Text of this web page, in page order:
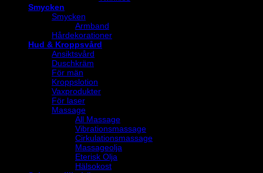
Smycken
Smycken
Armband
Hårdekorationer
Hud & Kroppsvård
Ansiktsvård
Duschkräm
För män
Kroppslotion
Vaxprodukter
För laser
Massage
All Massage
Vibrationsmassage
Cirkulationsmassage
Massageolja
Eterisk Olja
Hälsokost